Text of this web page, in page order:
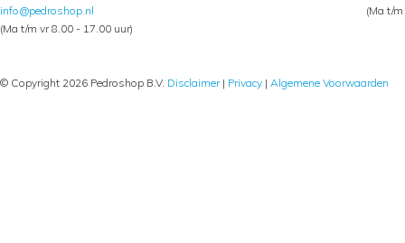
info@pedroshop.nl
(Ma t/m vr 8.00 - 17.00 uur)
(Ma t/
© Copyright 2026 Pedroshop B.V. Disclaimer| Privacy | Algemene Voorwaarden